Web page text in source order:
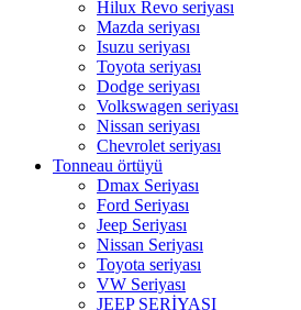
Hilux Revo seriyası
Mazda seriyası
Isuzu seriyası
Toyota seriyası
Dodge seriyası
Volkswagen seriyası
Nissan seriyası
Chevrolet seriyası
Tonneau örtüyü
Dmax Seriyası
Ford Seriyası
Jeep Seriyası
Nissan Seriyası
Toyota seriyası
VW Seriyası
JEEP SERİYASI